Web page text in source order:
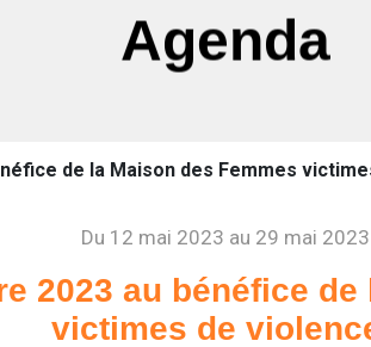
Agenda
de la Maison des Femmes
Du 12 mai 2023 au 29 mai 2023
2023 au bénéfice de
victimes de